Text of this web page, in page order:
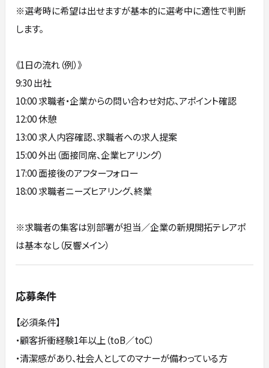
※選考時に希望は出せますが基本的に選考中に適性で判断
します。
《1日の流れ（例）》
9:30 出社
10:00 求職者・企業からの問い合わせ対応、アポイント確認
12:00 休憩
13:00 求人内容確認、求職者への求人提案
15:00 外出（面接同席、企業ヒアリング）
17:00 面接後のアフターフォロー
18:00 求職者ニーズヒアリング、終業
※求職者の集客は別部署が担当／企業の新規開拓テレアポ
は基本なし（反響メイン）
応募条件
【必須条件】
・顧客折衝経験1年以上（toB／toC）
・清潔感があり、社会人としてのマナーが備わっている方